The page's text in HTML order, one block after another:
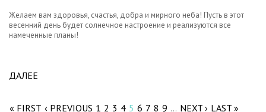
Желаем вам здоровья, счастья, добра и мирного неба! Пусть в этот
весенний день будет солнечное настроение и реализуются все
намеченные планы!
ДАЛЕЕ
« FIRST ‹ PREVIOUS 1 2 3 4 5 6 7 8 9 … NEXT › LAST »